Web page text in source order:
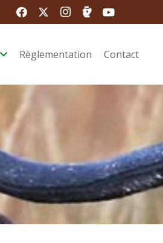
Règlementation Contact